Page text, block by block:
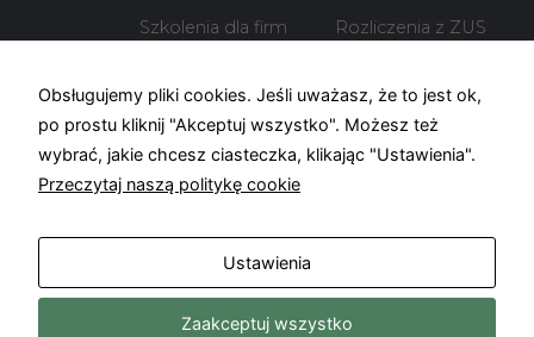
Szkolenia dla firm Rozliczenia z ZUS
© Biuro rachunkowe KOF – 2026
Projekt i wykonanie –Freeline
Obsługujemy pliki cookies. Jeśli uważasz, że to jest ok,
po prostu kliknij "Akceptuj wszystko". Możesz też
wybrać, jakie chcesz ciasteczka, klikając "Ustawienia".
Przeczytaj naszą politykę cookie
Ustawienia
Zaakceptuj wszystko